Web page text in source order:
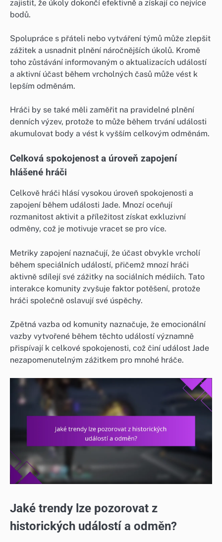
zajistit, že úkoly dokončí efektivně a získají co nejvíce
bodů.
Spolupráce s přáteli nebo vytváření týmů může zlepšit
zážitek a usnadnit plnění náročnějších úkolů. Kromě
toho zůstávání informovaným o aktualizacích událostí
a aktivní účast během vrcholných časů může vést k
lepším odměnám.
Hráči by se také měli zaměřit na pravidelné plnění
denních výzev, protože to může během trvání události
akumulovat body a vést k vyšším celkovým odměnám.
Celková spokojenost a úroveň zapojení
hlášené hráči
Celkově hráči hlásí vysokou úroveň spokojenosti a
zapojení během události Jade. Mnozí oceňují
rozmanitost aktivit a příležitost získat exkluzivní
odměny, což je motivuje vracet se pro více.
Metriky zapojení naznačují, že účast obvykle vrcholí
během speciálních událostí, přičemž mnozí hráči
aktivně sdílejí své zážitky na sociálních médiích. Tato
interakce komunity zvyšuje faktor potěšení, protože
hráči společně oslavují své úspěchy.
Zpětná vazba od komunity naznačuje, že emocionální
vazby vytvořené během těchto událostí významně
přispívají k celkové spokojenosti, což činí událost Jade
nezapomenutelným zážitkem pro mnohé hráče.
Jaké trendy lze pozorovat z
historických událostí a odměn?